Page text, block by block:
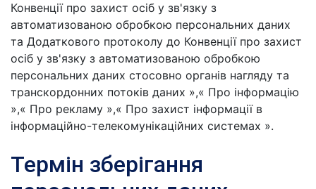
Конвенції про захист осіб у зв'язку з
автоматизованою обробкою персональних даних
та Додаткового протоколу до Конвенції про захист
осіб у зв'язку з автоматизованою обробкою
персональних даних стосовно органів нагляду та
транскордонних потоків даних »,« Про інформацію
»,« Про рекламу »,« Про захист інформації в
інформаційно-телекомунікаційних системах ».
Термін зберігання